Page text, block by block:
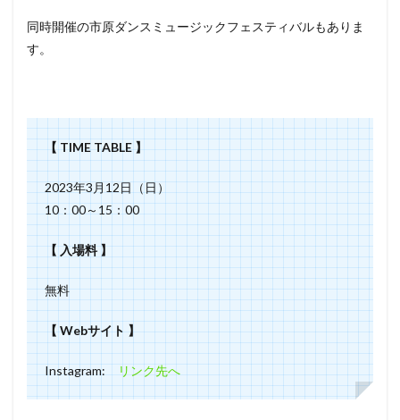
同時開催の市原ダンスミュージックフェスティバルもありま
す。
【 TIME TABLE 】
2023年3月12日（日）
10：00～15：00
【 入場料 】
無料
【 Webサイト 】
Instagram: リンク先へ